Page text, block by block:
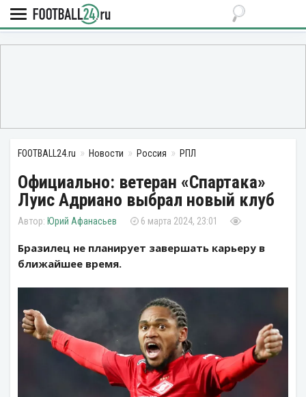
FOOTBALL24.ru Новости Россия РПЛ
Официально: ветеран «Спартака»
Луис Адриано выбрал новый клуб
Юрий Афанасьев 6 марта 2024, 23:01
Бразилец не планирует завершать карьеру в
ближайшее время.